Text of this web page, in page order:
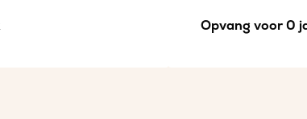
Opvang voor 0